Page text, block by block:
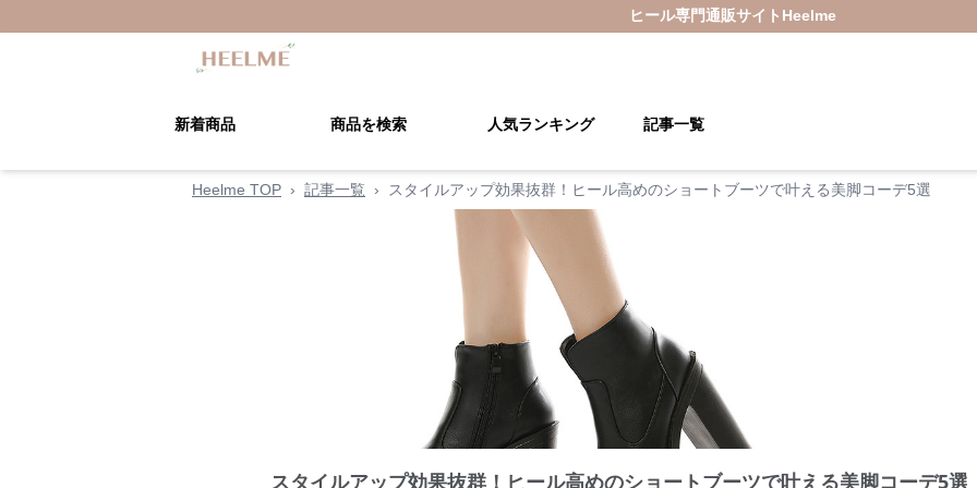
ヒール専門通販サイト Heelme
新着商品 商品を検索 人気ランキング 記事一覧
Heelme TOP › 記事一覧 › スタイルアップ効果抜群！ヒール高めのショートブーツで叶える美脚コーデ5選
スタイルアップ効果抜群！ヒール高めのショートブーツで叶える美脚コーデ5選